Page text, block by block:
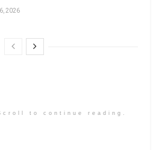
2026
to continue reading.